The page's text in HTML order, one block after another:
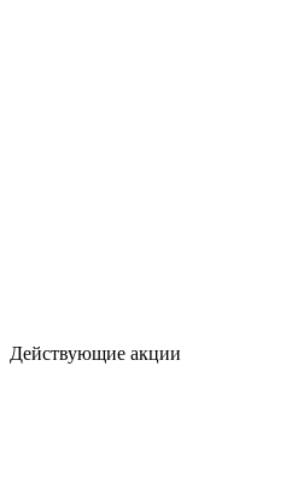
Действующие акции